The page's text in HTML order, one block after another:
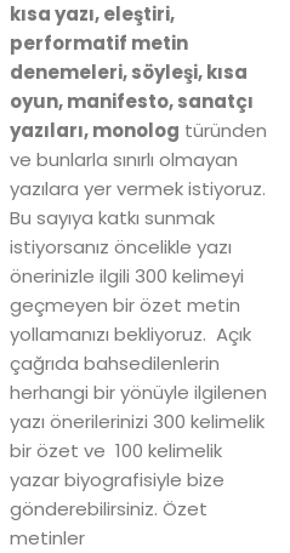
kısa yazı, eleştiri,
performatif metin
denemeleri, söyleşi, kısa
oyun, manifesto, sanatçı
yazıları, monolog türünden
ve bunlarla sınırlı olmayan
yazılara yer vermek istiyoruz.
Bu sayıya katkı sunmak
istiyorsanız öncelikle yazı
önerinizle ilgili 300 kelimeyi
geçmeyen bir özet metin
yollamanızı bekliyoruz. Açık
çağrıda bahsedilenlerin
herhangi bir yönüyle ilgilenen
yazı önerilerinizi 300 kelimelik
bir özet ve 100 kelimelik
yazar biyografisiyle bize
gönderebilirsiniz. Özet
metinler